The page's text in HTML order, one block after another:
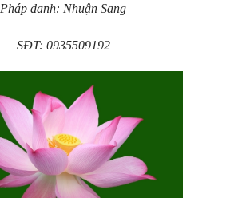
Pháp danh: Nhuận Sang
SĐT: 0935509192